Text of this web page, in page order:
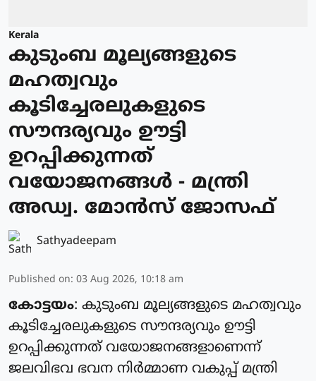
Kerala
കുടുംബ മൂല്യങ്ങളുടെ
മഹത്വവും
കൂടിച്ചേരലുകളുടെ
സൗന്ദര്യവും ഊട്ടി
ഉറപ്പിക്കുന്നത്
വയോജനങ്ങള്‍ - മന്ത്രി
അഡ്വ. മോന്‍സ് ജോസഫ്
Sathyadeepam
Published on: 03 Aug 2026, 10:18 am
കോട്ടയം: കുടുംബ മൂല്യങ്ങളുടെ മഹത്വവും
കൂടിച്ചേരലുകളുടെ സൗന്ദര്യവും ഊട്ടി
ഉറപ്പിക്കുന്നത് വയോജനങ്ങളാണെന്ന്
ജലവിഭവ ഭവന നിര്‍മ്മാണ വകുപ്പ് മന്ത്രി